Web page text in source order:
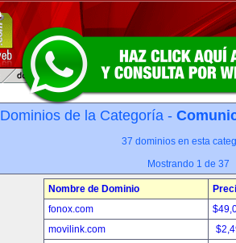
Dominios de la Categoría -
37 dominios en esta
Mostrando 1 de 37
Nombre de Dominio
fonox.com
movilink.com